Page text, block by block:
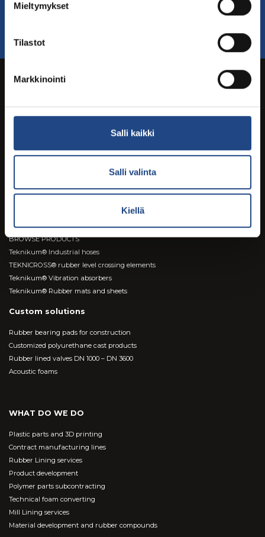
Mieltymykset
Tilastot
Markkinointi
Salli kaikki
Salli valinta
Kiellä
For more information contact our sales
Digital brochures and magazines on ISSUU.com
Products & brands
Teknikum TEK-SPACER™ rebar spacers
Teknikum® Rubber Lined Steel Pipes
BROWSE PRODUCTS
Teknikum® Industrial hoses
TEKNICROSS® rubber level crossing elements
Teknikum® Vibration absorbers
Teknikum® Rubber mats and sheets
Custom solutions
Rubber bearing pads for construction
Customized polyurethane cast products
Rubber lined valves DN 1000 – DN 3600
Acoustic foams
WHAT DO WE DO
Plastic parts and 3D printing
Contract manufacturing lines
Rubber Lining services
Product development
Polymer parts subcontracting
Technical foam converting
Mill Lining services
Material development and rubber compounds